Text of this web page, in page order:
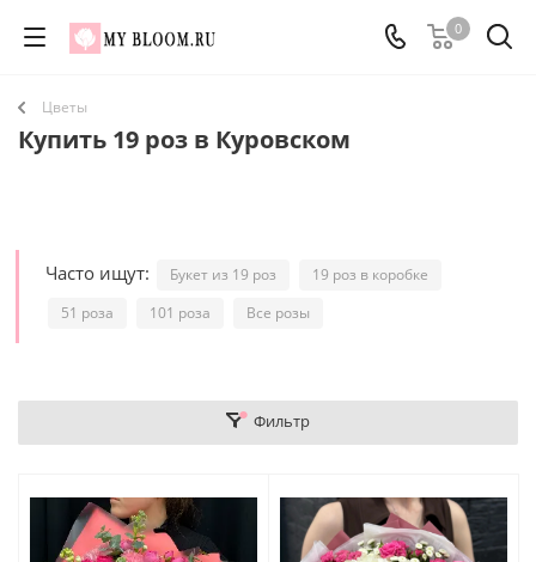
0
Цветы
Купить 19 роз в Куровском
Часто ищут: Букет из 19 роз
19 роз в коробке
51 роза
101 роза Все розы
Фильтр